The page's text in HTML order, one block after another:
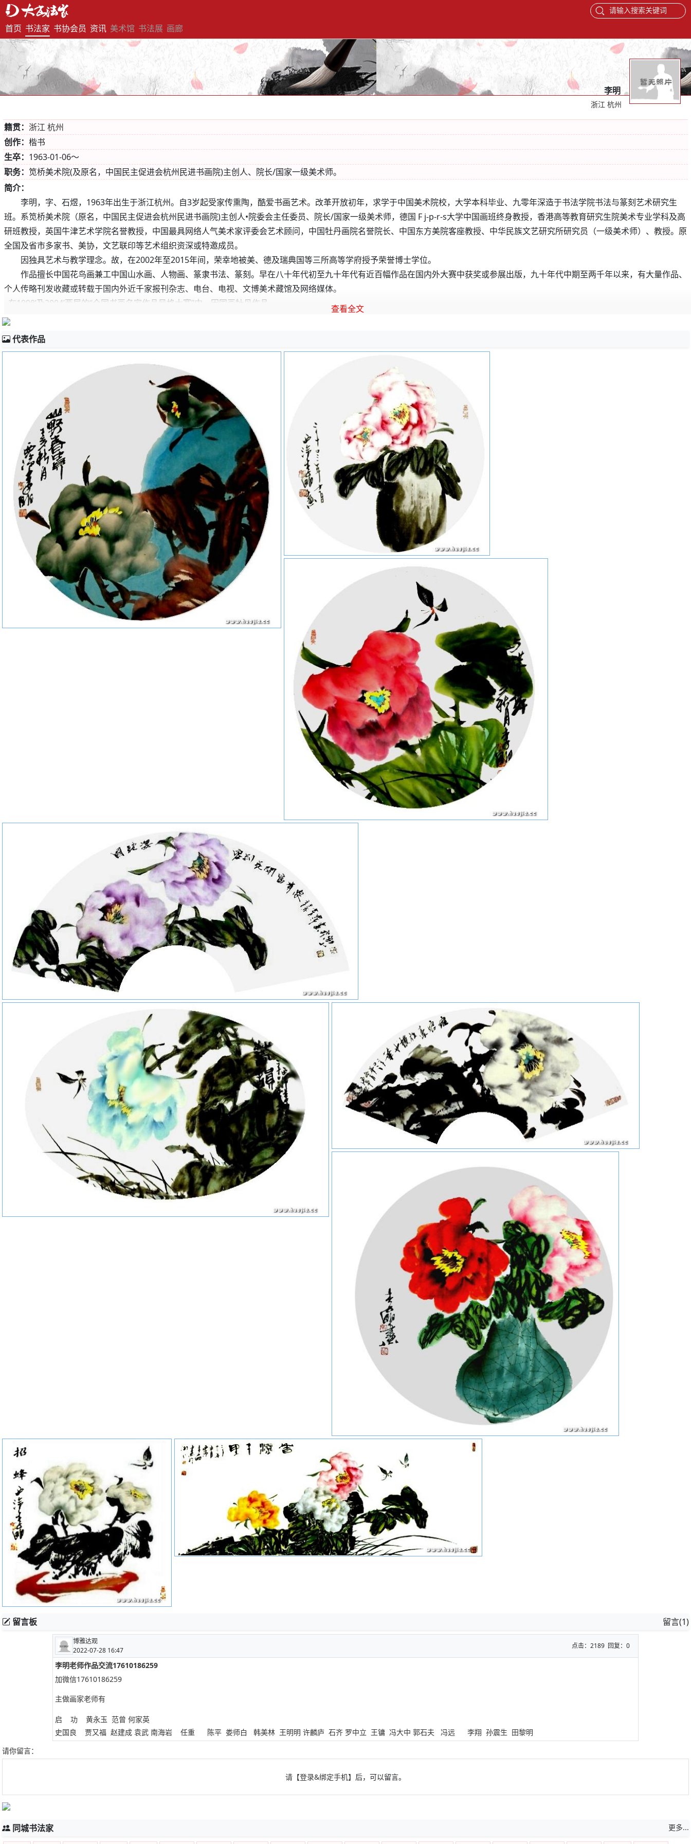
请输入搜索关键词
首页 书法家 书协会员 资讯 美术馆 书法展 画廊
李明
浙江 杭州
籍贯： 浙江 杭州
创作： 楷书
生卒： 1963-01-06～
职务： 笕桥美术院(及原名，中国民主促进会杭州民进书画院)主创人、院长/国家一级美术师。
简介：
李明，字、石煜，1963年出生于浙江杭州。自3岁起受家传熏陶，酷爱书画艺术。改革开放初年，求学于中国美术院校，大学本科毕业、九零年深造于书法学院书法与篆刻艺术研究生
班。系笕桥美术院（原名，中国民主促进会杭州民进书画院)主创人•院委会主任委员、院长/国家一级美术师，德国 F j-p-r-s大学中国画班终身教授，香港高等教育研究生院美术专业学科及高
研班教授，英国牛津艺术学院名誉教授，中国最具网络人气美术家评委会艺术顾问，中国牡丹画院名誉院长、中国东方美院客座教授、中华民族文艺研究所研究员（一级美术师）、教授。原
全国及省市多家书、美协，文艺联印等艺术组织资深或特邀成员。
因独具艺术与教学理念。故，在2002年至2015年间，荣幸地被美、德及瑞典国等三所高等学府授予荣誉博士学位。
作品擅长中国花鸟画兼工中国山水画、人物画、篆隶书法、篆刻。早在八十年代初至九十年代有近百幅作品在国内外大赛中获奖或参展出版，九十年代中期至两千年以来，有大量作品、
个人传略刊发收藏或转载于国内外近千家报刊杂志、电台、电视、文博美术藏馆及网络媒体。
在1998’及2004’两届的“全国书画名家作品风格大赛”中，因国画牡丹作品
查看全文
代表作品
留言板 留言(1)
博雅达观
2022-07-28 16:47
点击：2189 回复：0
李明老师作品交流17610186259
加微信17610186259
主做画家老师有
启 功 黄永玉 范曾 何家英
史国良 贾又福 赵建成 袁武 南海岩 任重 陈平 娄师白 韩美林 王明明 许麟庐 石齐 罗中立 王镛 冯大中 郭石夫 冯远 李翔 孙震生 田黎明
请你留言：
请 【登录&绑定手机】 后，可以留言。
同城书法家 更多...